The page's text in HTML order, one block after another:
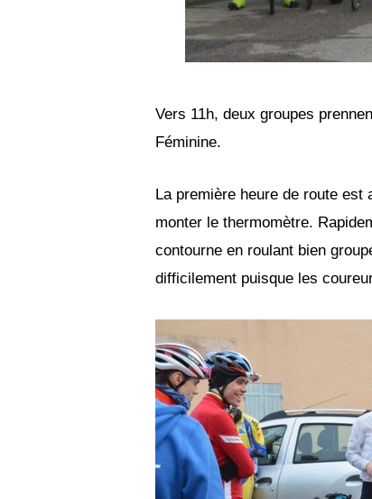
Vers 11h, deux groupes
Féminine.
La première heure de route
monter le thermomètre.
contourne en roulant bien
difficilement puisque les